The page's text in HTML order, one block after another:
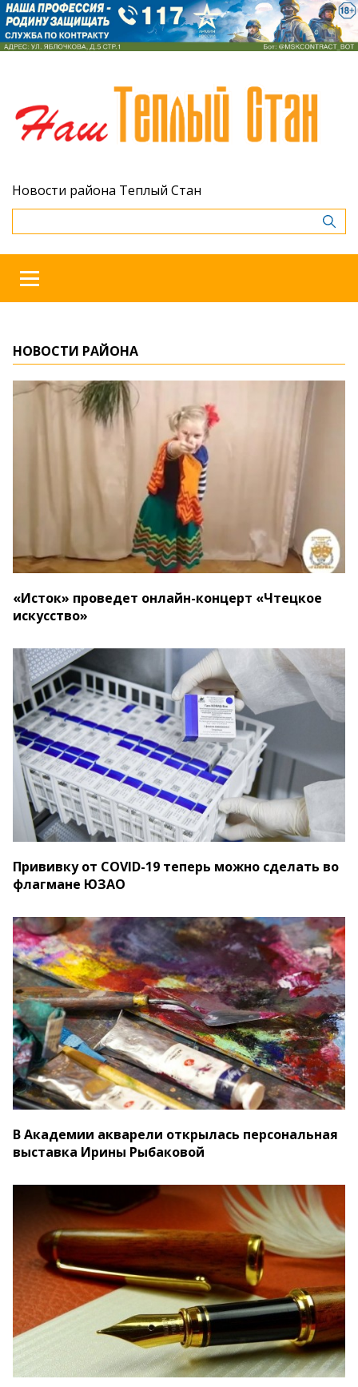
Новости района Теплый Стан
НОВОСТИ РАЙОНА
«Исток» проведет онлайн-концерт «Чтецкое
искусство»
Прививку от COVID-19 теперь можно сделать во
флагмане ЮЗАО
В Академии акварели открылась персональная
выставка Ирины Рыбаковой